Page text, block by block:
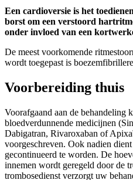
Een cardioversie is het
borst om een verstoord
onder invloed van een
De meest voorkomende
wordt toegepast is
Voorbereiding thuis
Voorafgaand aan de behandeling
bloedverdunnende medicijnen
Dabigatran, Rivaroxaban of
voorgeschreven. Ook nadien
gecontinueerd te worden. De
innemen wordt geregeld door de
trombosedienst verzorgt uw